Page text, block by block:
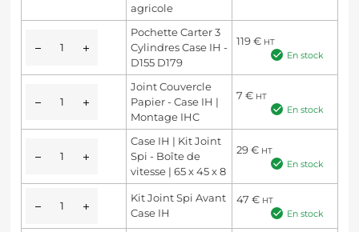
agricole
Pochette Carter 3
Cylindres Case IH -
D155 D179
119€ HT
En stock
Joint Couvercle
Papier - Case IH |
Montage IHC
7 € HT
En stock
Case IH | Kit Joint
Spi - Boîte de
vitesse | 65 x 45 x 8
29€ HT
En stock
Kit Joint Spi Avant
Case IH
47 € HT
En stock